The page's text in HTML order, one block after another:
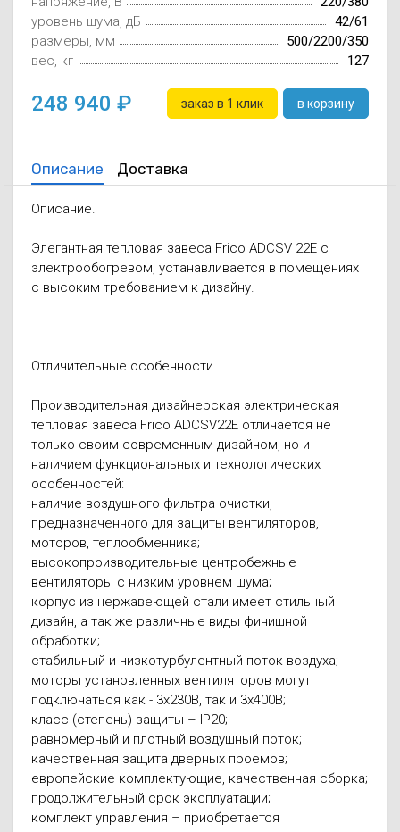
уровень шума, дБ
42/61
размеры, мм
500/2200/350
вес, кг
127
248 940 заказ в 1 клик в корзину
Описание Доставка
Описание.
Элегантная тепловая завеса Frico ADCSV 22E с
электрообогревом, устанавливается в помещениях
с высоким требованием к дизайну.
Отличительные особенности.
Производительная дизайнерская электрическая
тепловая завеса Frico ADCSV22E отличается не
только своим современным дизайном, но и
наличием функциональных и технологических
особенностей:
наличие воздушного фильтра очистки,
предназначенного для защиты вентиляторов,
моторов, теплообменника;
высокопроизводительные центробежные
вентиляторы с низким уровнем шума;
корпус из нержавеющей стали имеет стильный
дизайн, а так же различные виды финишной
обработки;
стабильный и низкотурбулентный поток воздуха;
моторы установленных вентиляторов могут
подключаться как - 3х230В, так и 3х400В;
класс (степень) защиты – IP20;
равномерный и плотный воздушный поток;
качественная защита дверных проемов;
европейские комплектующие, качественная сборка;
продолжительный срок эксплуатации;
комплект управления – приобретается